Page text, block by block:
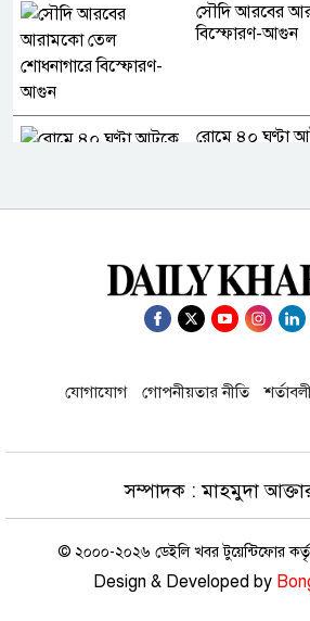
সৌদি আরবের
বিস্ফোরণ-আগুন
রোমে ৪০ ঘণ্টা
মাতারবাড়ী কয়লা
করলেন প্রধানমন্ত্রী
যোগাযোগ গোপনীয়তার নীতি
সম্পাদক : মাহমুদা
© ২০০০-২০২৬ ডেইলি খবর টুয়েন্টিফোর
Design & Developed by